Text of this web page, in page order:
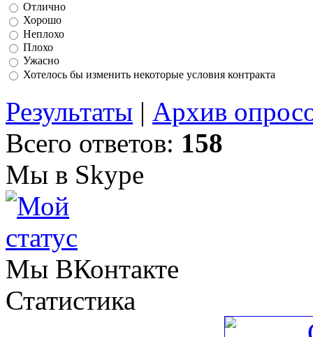
Отлично
Хорошо
Неплохо
Плохо
Ужасно
Хотелось бы изменить некоторые условия контракта
Результаты | Архив
Всего ответов: 158
Мы в Skype
Мы ВКонтакте
Статистика